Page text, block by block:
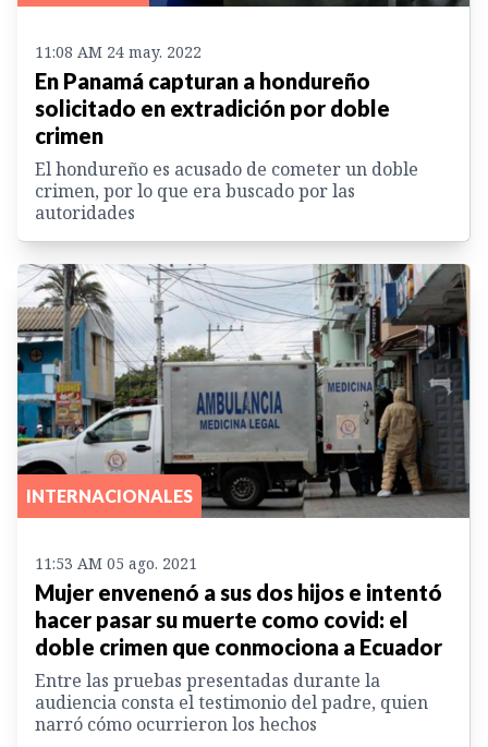
11:08 AM 24 may. 2022
En Panamá capturan a hondureño
solicitado en extradición por doble
crimen
El hondureño es acusado de cometer un doble
crimen, por lo que era buscado por las
autoridades
INTERNACIONALES
11:53 AM 05 ago. 2021
Mujer envenenó a sus dos hijos e intentó
hacer pasar su muerte como covid: el
doble crimen que conmociona a Ecuador
Entre las pruebas presentadas durante la
audiencia consta el testimonio del padre, quien
narró cómo ocurrieron los hechos